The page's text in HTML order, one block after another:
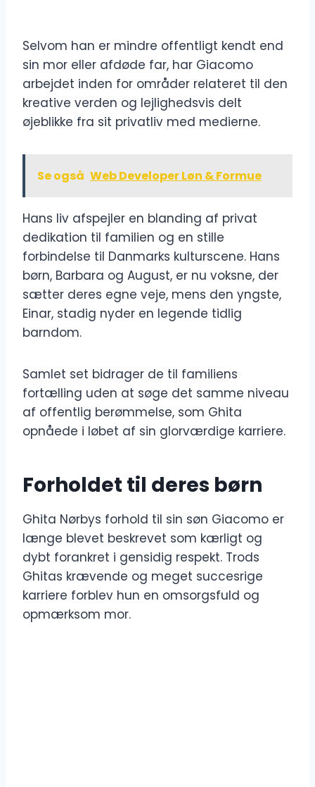
Selvom han er mindre offentligt kendt end
sin mor eller afdøde far, har Giacomo
arbejdet inden for områder relateret til den
kreative verden og lejlighedsvis delt
øjeblikke fra sit privatliv med medierne.
Se også Web Developer Løn & Formue
Hans liv afspejler en blanding af privat
dedikation til familien og en stille
forbindelse til Danmarks kulturscene. Hans
børn, Barbara og August, er nu voksne, der
sætter deres egne veje, mens den yngste,
Einar, stadig nyder en legende tidlig
barndom.
Samlet set bidrager de til familiens
fortælling uden at søge det samme niveau
af offentlig berømmelse, som Ghita
opnåede i løbet af sin glorværdige karriere.
Forholdet til deres børn
Ghita Nørbys forhold til sin søn Giacomo er
længe blevet beskrevet som kærligt og
dybt forankret i gensidig respekt. Trods
Ghitas krævende og meget succesrige
karriere forblev hun en omsorgsfuld og
opmærksom mor.